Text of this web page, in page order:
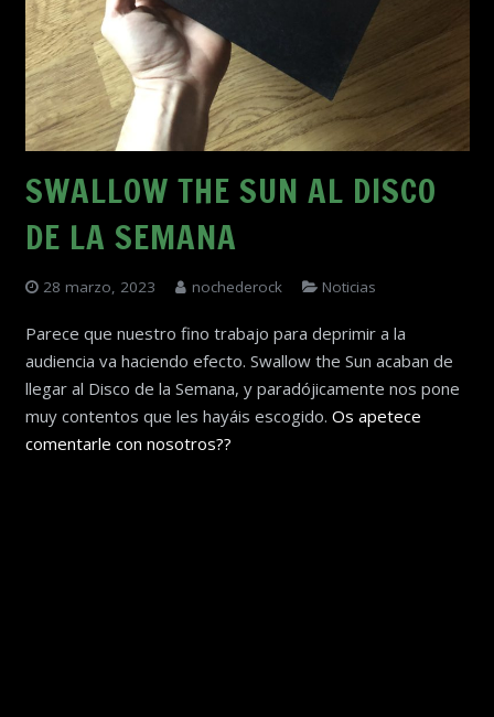
SWALLOW THE SUN AL DISCO
DE LA SEMANA
28 marzo, 2023 nochederock Noticias
Parece que nuestro fino trabajo para deprimir a la
audiencia va haciendo efecto. Swallow the Sun acaban de
llegar al Disco de la Semana, y paradójicamente nos pone
muy contentos que les hayáis escogido. Os apetece
comentarle con nosotros??